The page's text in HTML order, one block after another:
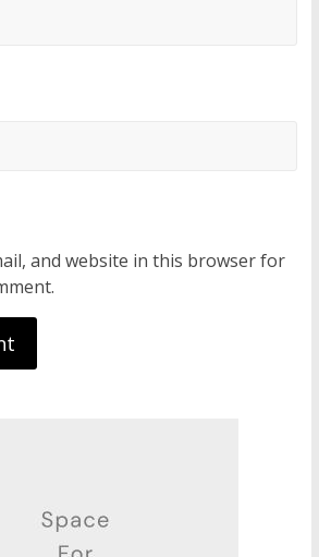
and website in this browser for